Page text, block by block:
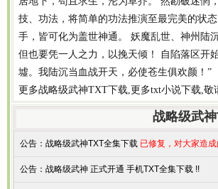
技、功法，将简单的功法推演至最完美的状
手，皆可化为盖世神通。 妖魔乱世、神州陆
但也要凭一人之力，以挽天倾！ 自陷落区开
墟。我陆沉当血战开天，必使苍生俱欢颜！”
更多战略级武神TXT下载,更多txt小说下载,敬
战略级武
公告： 战略级武神TXT全集下载 已修复，对大家造
公告： 战略级武神 正式开通 手机TXT全集下载 !!